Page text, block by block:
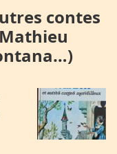
contes